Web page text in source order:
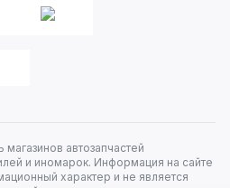
автозапчастей
и иномарок. Информация на сайте
характер и не является